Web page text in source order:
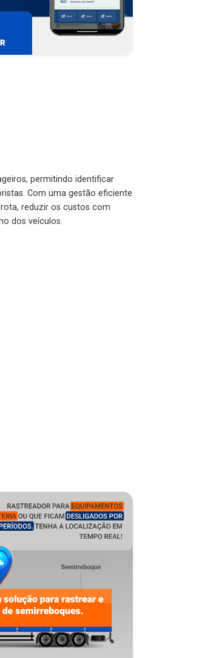
permitindo identificar
Com uma gestão eficiente
reduzir os custos com
dos veículos.